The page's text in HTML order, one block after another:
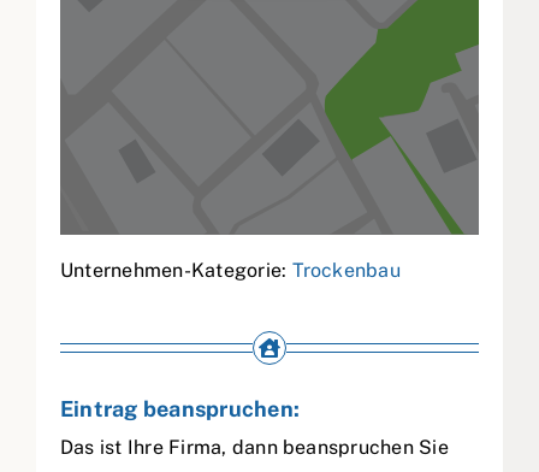
Unternehmen-Kategorie: Trockenbau
Eintrag beanspruchen:
Das ist Ihre Firma, dann beanspruchen Sie